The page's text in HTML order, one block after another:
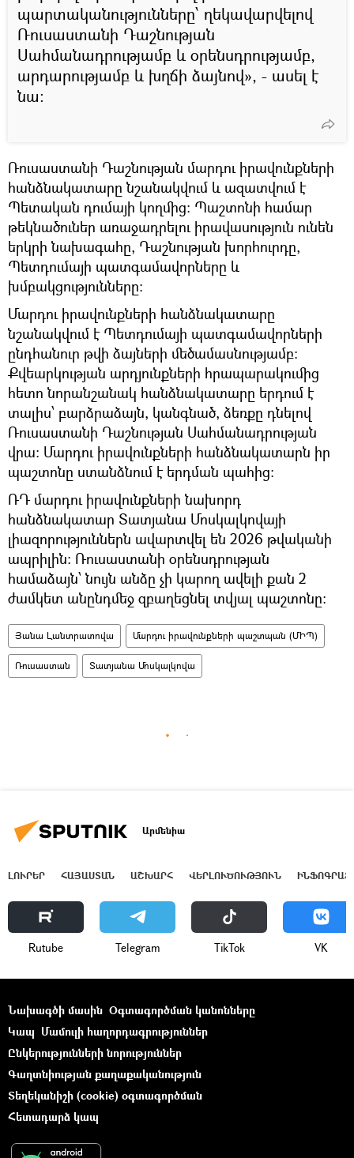
պարտականությունները՝ ղեկավարվելով
Ռուսաստանի Դաշնության
Սահմանադրությամբ և օրենսդրությամբ,
արդարությամբ և խղճի ձայնով», - ասել է
նա։
Ռուսաստանի Դաշնության մարդու իրավունքների
հանձնակատարը նշանակվում և ազատվում է
Պետական դումայի կողմից: Պաշտոնի համար
թեկնածուներ առաջադրելու իրավասություն ունեն
երկրի նախագահը, Դաշնության խորհուրդը,
Պետդումայի պատգամավորները և
խմբակցությունները:
Մարդու իրավունքների հանձնակատարը
նշանակվում է Պետդումայի պատգամավորների
ընդհանուր թվի ձայների մեծամասնությամբ:
Քվեարկության արդյունքների հրապարակումից
հետո նորանշանակ հանձնակատարը երդում է
տալիս՝ բարձրաձայն, կանգնած, ձեռքը դնելով
Ռուսաստանի Դաշնության Սահմանադրության
վրա: Մարդու իրավունքների հանձնակատարն իր
պաշտոնը ստանձնում է երդման պահից:
ՌԴ մարդու իրավունքների նախորդ
հանձնակատար Տատյանա Մոսկալկովայի
լիազորություններն ավարտվել են 2026 թվականի
ապրիլին։ Ռուսաստանի օրենսդրության
համաձայն՝ նույն անձը չի կարող ավելի քան 2
ժամկետ անընդմեջ զբաղեցնել տվյալ պաշտոնը:
Յանա Լանտրատովա Մարդու իրավունքների պաշտպան (ՄԻՊ)
Ռուսաստան Տատյանա Մոսկալկովա
Արմենիա
ԼՈՒՐԵՐ ՀԱՅԱՍՏԱՆ ԱՇԽԱՐՀ ՎԵՐԼՈՒԾՈՒԹՅՈՒՆ
Rutube Telegram ТikТоk VK
Նախագծի մասին Օգտագործման կանոնները
Կապ Մամուլի հաղորդագրություններ
Ընկերությունների նորություններ
Գաղտնիության քաղաքականություն
Տեղեկանիշի (cookie) օգտագործման
Հետադարձ կապ